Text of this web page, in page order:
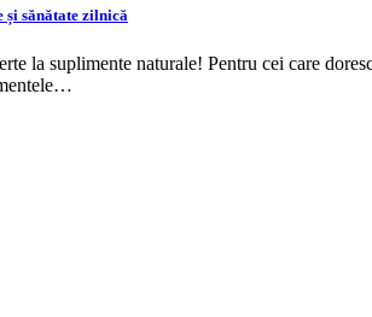
și sănătate zilnică
la suplimente naturale! Pentru cei care